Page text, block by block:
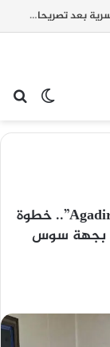
العرائش: فتح بحث قضائي مع مرشحة للهجرة السرية بعد تصريحات زائفة واتهامات كيدية بشأن أحداث الفنيدق وسبتة
أكادير: إطلاق شركة “AgadirRegionSport SA”.. خطوة
بجهة سوس